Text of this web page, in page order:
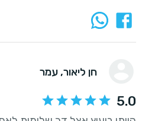
חן ליאור, עמר
5.0